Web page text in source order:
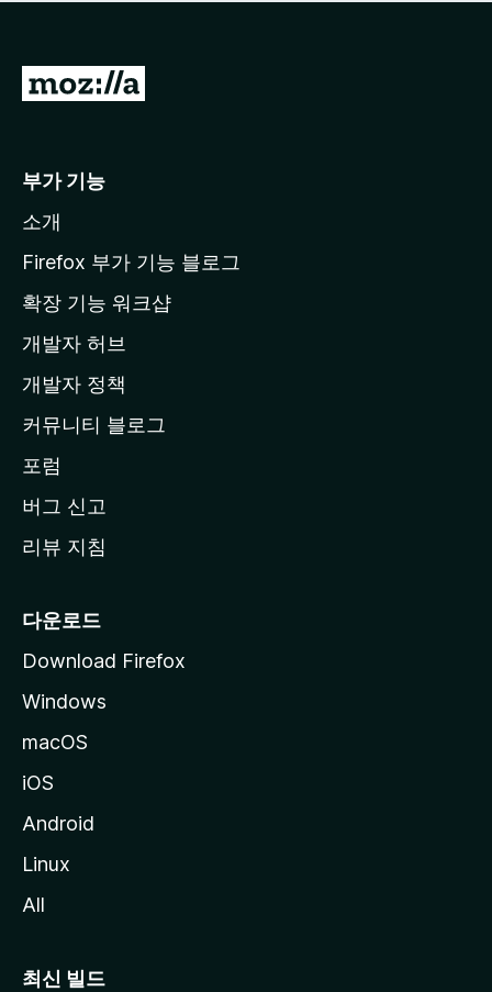
점
습
니
M
l
a
페
이
지
이
동
부가 기능
소개
Firefox 부가 기능 블로그
확장 기능 워크샵
개발자 허브
개발자 정책
커뮤니티 블로그
포럼
버그 신고
리뷰 지침
다운로드
Download Firefox
Windows
macOS
iOS
Android
Linux
All
최신 빌드